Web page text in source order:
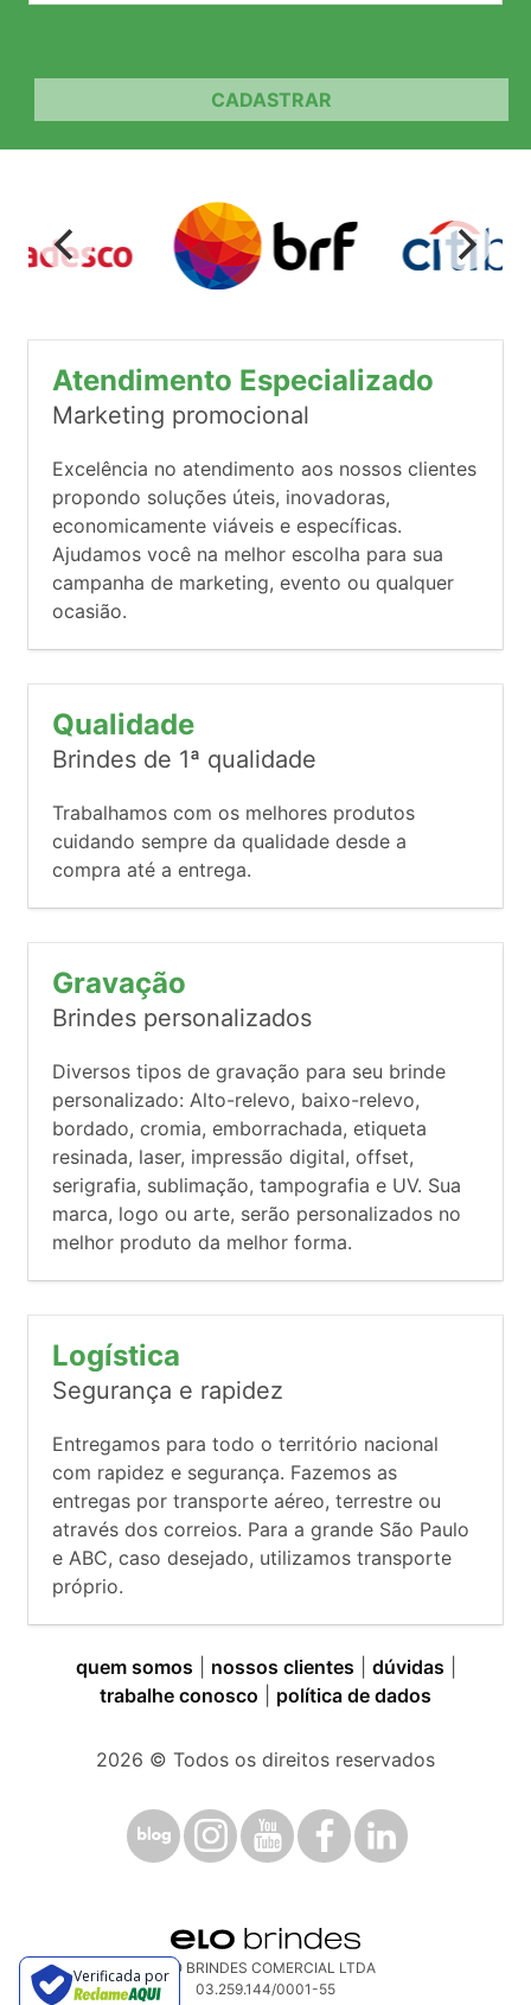
CADASTRAR
Atendimento Especializado
Marketing promocional
Excelência no atendimento aos nossos clientes
propondo soluções úteis, inovadoras,
economicamente viáveis e específicas.
Ajudamos você na melhor escolha para sua
campanha de marketing, evento ou qualquer
ocasião.
Qualidade
Brindes de 1ª qualidade
Trabalhamos com os melhores produtos
cuidando sempre da qualidade desde a
compra até a entrega.
Gravação
Brindes personalizados
Diversos tipos de gravação para seu brinde
personalizado: Alto-relevo, baixo-relevo,
bordado, cromia, emborrachada, etiqueta
resinada, laser, impressão digital, offset,
serigrafia, sublimação, tampografia e UV. Sua
marca, logo ou arte, serão personalizados no
melhor produto da melhor forma.
Logística
Segurança e rapidez
Entregamos para todo o território nacional
com rapidez e segurança. Fazemos as
entregas por transporte aéreo, terrestre ou
através dos correios. Para a grande São Paulo
e ABC, caso desejado, utilizamos transporte
próprio.
quem somos nossos clientes dúvidas
trabalhe conosco
política de dados
2026 © Todos os direitos reservados
ELO BRINDES COMERCIAL LTDA
03.259.144/0001-55
Verificada por